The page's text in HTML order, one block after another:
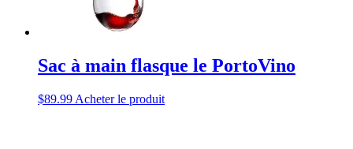
Sac à main flasque le PortoVino
$89.99 Acheter le produit